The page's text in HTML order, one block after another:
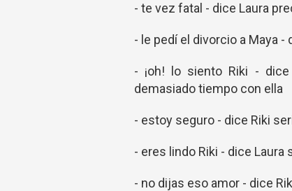
- te vez fatal - dice Laura
- le pedí el divorcio a Maya -
- ¡oh! lo siento Riki -
demasiado tiempo con ella
- estoy seguro - dice Riki
- eres lindo Riki - dice Laura
- no dijas eso amor - dice